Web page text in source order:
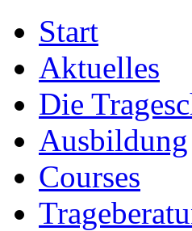
Start
Aktuelles
Die
Ausbildung
Courses